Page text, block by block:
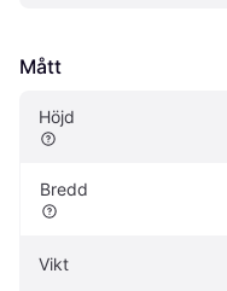
Mått
Höjd
Bredd
Vikt